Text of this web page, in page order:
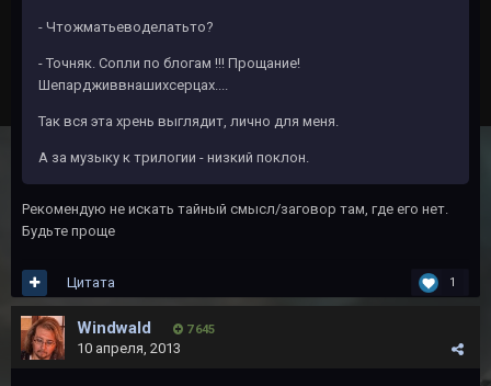
- Чтожматьеводелатьто?
- Точняк. Сопли по блогам !!! Прощание!
Шепардживвнашихсерцах....
Так вся эта хрень выглядит, лично для меня.
А за музыку к трилогии - низкий поклон.
Рекомендую не искать тайный смысл/заговор там, где его нет.
Будьте проще
1
Цитата
Windwald 7 645
10 апреля, 2013